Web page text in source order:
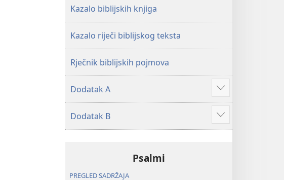
Kazalo biblijskih knjiga
Kazalo riječi biblijskog teksta
Rječnik biblijskih pojmova
Dodatak A
Prikaži
više
Dodatak B
Prikaži
više
Psalmi
PREGLED SADRŽAJA